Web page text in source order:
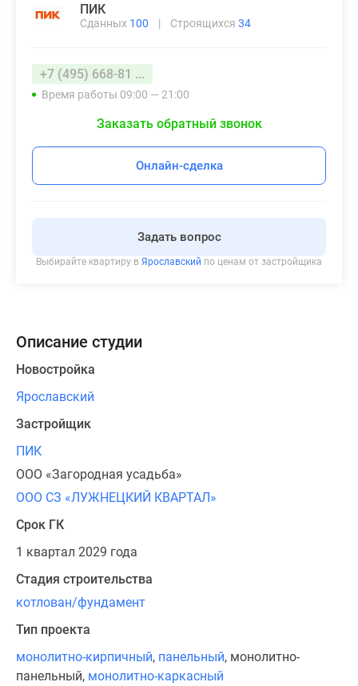
ПИК
Сданных 100 | Строящихся 34
+7 (495) 668-81 ...
Время работы 09:00 — 21:00
Заказать обратный звонок
Онлайн-сделка
Задать вопрос
Выбирайте квартиру в Ярославский по ценам от застройщика
Описание студии
Новостройка
Ярославский
Застройщик
ПИК
ООО «Загородная усадьба»
ООО СЗ «ЛУЖНЕЦКИЙ КВАРТАЛ»
Срок ГК
1 квартал 2029 года
Стадия строительства
котлован/фундамент
Тип проекта
монолитно-кирпичный, панельный, монолитно-
панельный, монолитно-каркасный